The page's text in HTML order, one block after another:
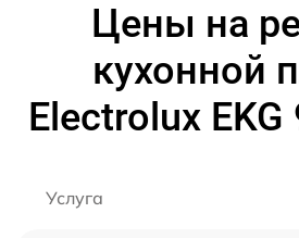
Цены на
кухонной
Electrolux EKG
Услуга